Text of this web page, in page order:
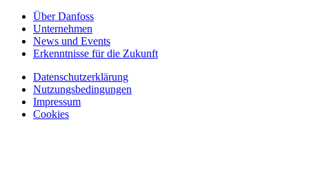
Über Danfoss
Unternehmen
News und Events
Erkenntnisse für die Zukunft
Datenschutzerklärung
Nutzungsbedingungen
Impressum
Cookies